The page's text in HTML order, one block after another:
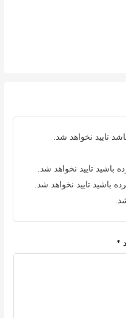
تایید نخواهد شد.
باشید تایید نخواهد شد.
باشید تایید نخواهد شد.
*